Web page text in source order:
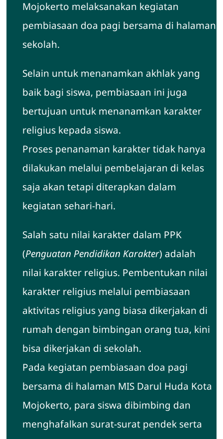
Mojokerto melaksanakan kegiatan
pembiasaan doa pagi bersama di halaman
sekolah.
Selain untuk menanamkan akhlak yang
baik bagi siswa, pembiasaan ini juga
bertujuan untuk menanamkan karakter
religius kepada siswa.
Proses penanaman karakter tidak hanya
dilakukan melalui pembelajaran di kelas
saja akan tetapi diterapkan dalam
kegiatan sehari-hari.
Salah satu nilai karakter dalam PPK
(Penguatan Pendidikan Karakter) adalah
nilai karakter religius. Pembentukan nilai
karakter religius melalui pembiasaan
aktivitas religius yang biasa dikerjakan di
rumah dengan bimbingan orang tua, kini
bisa dikerjakan di sekolah.
Pada kegiatan pembiasaan doa pagi
bersama di halaman MIS Darul Huda Kota
Mojokerto, para siswa dibimbing dan
menghafalkan surat-surat pendek serta